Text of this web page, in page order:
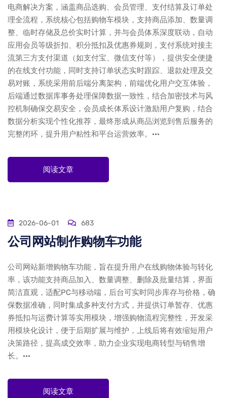
电商解决方案，涵盖商品选购、会员管理、支付结算及订单处
理全流程，系统核心包括购物车模块，支持商品添加、数量调
整、临时存储及总价实时计算，并与会员体系深度联动，自动
应用会员等级折扣、积分抵扣及优惠券规则，支付系统对接主
流第三方支付渠道（如支付宝、微信支付等），提供安全便捷
的在线支付功能，同时支持订单状态实时跟踪、退款处理及交
易对账，系统采用前后端分离架构，前端优化用户交互体验，
后端通过数据库事务处理保障数据一致性，结合加密技术与风
控机制确保交易安全，会员成长体系设计激励用户复购，结合
数据分析实现个性化推荐，最终形成从商品浏览到售后服务的
完整闭环，提升用户粘性和平台运营效率。···
阅读文章
2026-06-01 683
公司网站制作购物车功能
公司网站新增购物车功能，旨在提升用户在线购物体验与转化
率，该功能支持商品加入、数量调整、删除及批量结算，界面
简洁直观，适配PC与移动端，后台可实时同步库存与价格，确
保数据准确，同时集成多种支付方式，并提供订单暂存、优惠
券抵扣与运费计算等实用模块，增强购物流程完整性，开发采
用模块化设计，便于后期扩展与维护，上线后将有效缩短用户
决策路径，提高成交效率，助力企业实现电商转型与销售增
长。···
阅读文章